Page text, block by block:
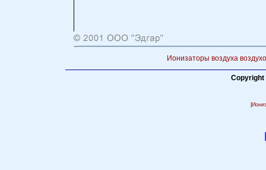
Ионизаторы воздуха
Copyright